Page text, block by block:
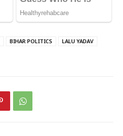
BIHAR POLITICS
LALU YADAV